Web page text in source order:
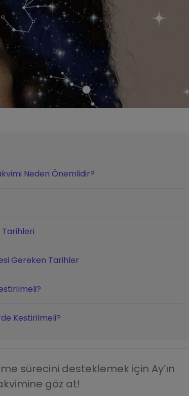
Neden Önemlidir?
Gereken Tarihler
Kestirilmeli?
sürecini desteklemek için Ay’ın
göz at!